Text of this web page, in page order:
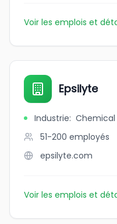
Voir les emplois et
Epsilyte
Industrie:
51-200 employés
epsilyte.com
Voir les emplois et